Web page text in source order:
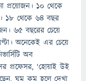
প্রয়োজন। ১০ থেকে
১৮ থেকে ৬৪ বছর
৬৫ বছরের চেয়ে
অনেকেই এর চেয়ে
অব
প্রফেসর, ‘হোয়াই উই